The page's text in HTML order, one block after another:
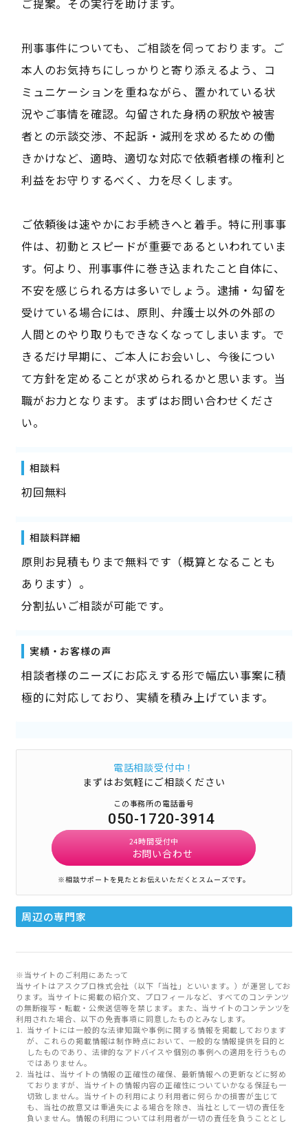
ご提案。その実行を助けます。
刑事事件についても、ご相談を伺っております。ご
本人のお気持ちにしっかりと寄り添えるよう、コ
ミュニケーションを重ねながら、置かれている状
況やご事情を確認。勾留された身柄の釈放や被害
者との示談交渉、不起訴・減刑を求めるための働
きかけなど、適時、適切な対応で依頼者様の権利と
利益をお守りするべく、力を尽くします。
ご依頼後は速やかにお手続きへと着手。特に刑事事
件は、初動とスピードが重要であるといわれていま
す。何より、刑事事件に巻き込まれたこと自体に、
不安を感じられる方は多いでしょう。逮捕・勾留を
受けている場合には、原則、弁護士以外の外部の
人間とのやり取りもできなくなってしまいます。で
きるだけ早期に、ご本人にお会いし、今後につい
て方針を定めることが求められるかと思います。当
職がお力となります。まずはお問い合わせくださ
い。
相談料
初回無料
相談料詳細
原則お見積もりまで無料です（概算となることも
あります）。
分割払いご相談が可能です。
実績・お客様の声
相談者様のニーズにお応えする形で幅広い事案に積
極的に対応しており、実績を積み上げています。
電話相談受付中！
まずはお気軽にご相談ください
この事務所の電話番号
050-1720-3914
24時間受付中
お問い合わせ
※相談サポートを見たとお伝えいただくとスムーズです。
周辺の専門家
※当サイトのご利用にあたって
当サイトはアスクプロ株式会社（以下「当社」といいます。）が運営してお
ります。当サイトに掲載の紹介文、プロフィールなど、すべてのコンテンツ
の無断複写・転載・公衆送信等を禁じます。また、当サイトのコンテンツを
利用された場合、以下の免責事項に同意したものとみなします。
当サイトには一般的な法律知識や事例に関する情報を掲載しております
が、これらの掲載情報は制作時点において、一般的な情報提供を目的と
したものであり、法律的なアドバイスや個別の事例への適用を行うもの
ではありません。
当社は、当サイトの情報の正確性の確保、最新情報への更新などに努め
ておりますが、当サイトの情報内容の正確性についていかなる保証も一
切致しません。当サイトの利用により利用者に何らかの損害が生じて
も、当社の故意又は重過失による場合を除き、当社として一切の責任を
負いません。情報の利用については利用者が一切の責任を負うこととし